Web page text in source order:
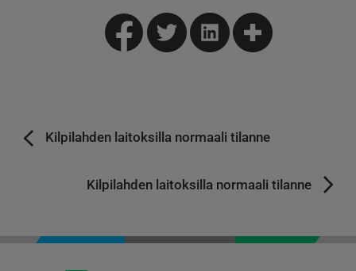
Kilpilahden laitoksilla normaali tilanne
Kilpilahden laitoksilla normaali tilanne